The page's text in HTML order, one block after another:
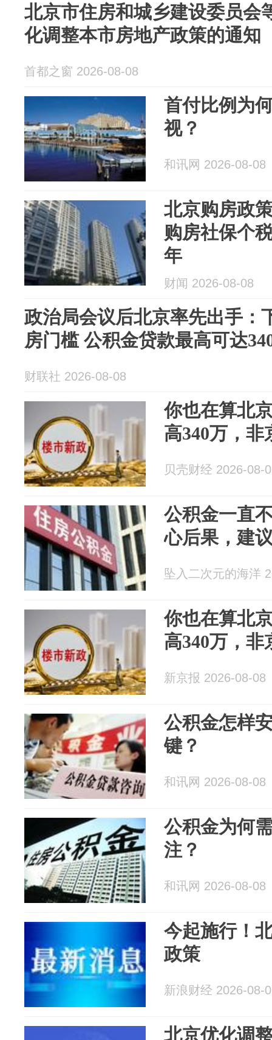
北京市住房和城乡建设委员会
化调整本市房地产政策的通知
首都之窗 2026-08-08
首付比例为
视？
和讯网 2026-08-08
北京购房政
购房社保个
年
财闻 2026-08-08
政治局会议后北京率先出手：
房门槛 公积金贷款最高可达
财联社 2026-08-08
你也在算北
高340万，非
贝壳财经 2026-08-
公积金一直
心后果，建
坠入二次元的海洋
你也在算北
高340万，非
新京报 2026-08-08
公积金怎样
键？
和讯网 2026-08-08
公积金为何
注？
和讯网 2026-08-08
今起施行！
政策
新浪财经 2026-08-
北京优化调